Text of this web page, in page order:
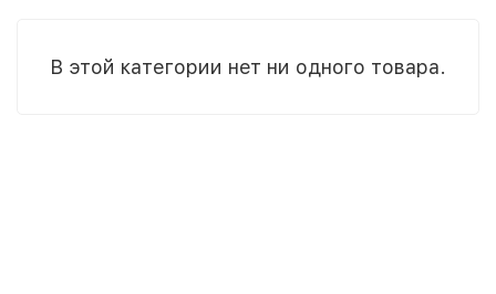
В этой категории нет ни одного товара.